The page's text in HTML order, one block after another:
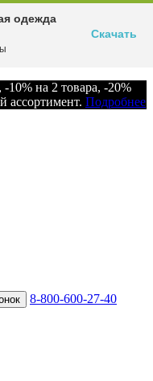
на 2 товара, -20%
ассортимент. Подробнее
8-800-600-27-40
одежда
Скачать